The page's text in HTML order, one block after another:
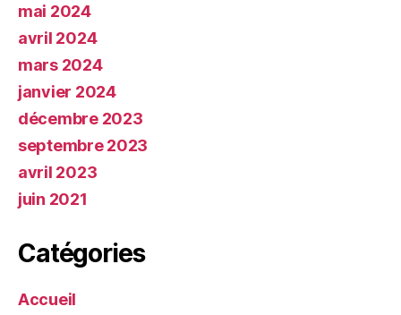
mai 2024
avril 2024
mars 2024
janvier 2024
décembre 2023
septembre 2023
avril 2023
juin 2021
Catégories
Accueil